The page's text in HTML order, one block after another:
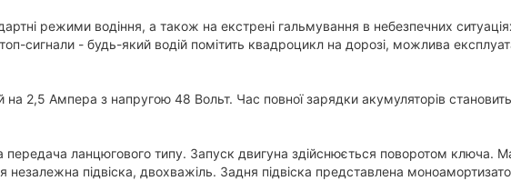
режими водіння, а також на екстрені гальмування в небезпечних
сигнали - будь-який водій помітить квадроцикл на дорозі, можлива
2,5 Ампера з напругою 48 Вольт. Час повної зарядки акумуляторів
передача ланцюгового типу. Запуск двигуна здійснюється поворотом ключа.
підвіска, двохважіль. Задня підвіска представлена